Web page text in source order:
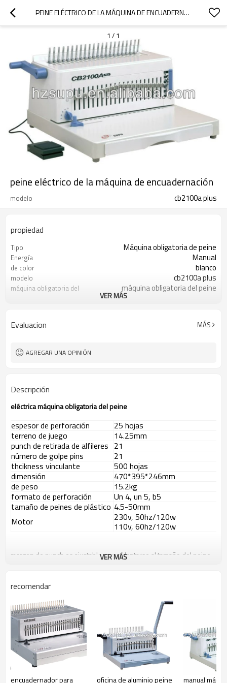
PEINE ELÉCTRICO DE LA MÁQUINA DE ENCUADERNACIÓN
1 / 1
peine eléctrico de la máquina de encuadernación
modelo cb2100a plus
propiedad
Tipo Máquina obligatoria de peine
Energía Manual
de color blanco
modelo cb2100a plus
máquina obligatoria del
máquina obligatoria del peine
VER MÁS
Evaluacion MÁS
AGREGAR UNA OPINIÓN
Descripción
eléctrica máquina obligatoria del peine
espesor de perforación
25 hojas
terreno de juego
14.25mm
punch de retirada de alfileres 21
número de golpe pins
21
thcikness vinculante
500 hojas
dimensión
470*395*246mm
de peso
15.2kg
formato de perforación
Un 4, un 5, b5
tamaño de peines de plástico 4.5-50mm
Motor
230v, 50hz/120w
110v, 60hz/120w
margen de punch es ajustable para adaptarse al tamaño del peine
documento medida para determinar que tamaño del peine para el
De alta capacidad de contenedores de residuos requiere vaciar con
menos frecuencia.
VER MÁS
recomendar
encuadernador para oficina de aluminio peine manual